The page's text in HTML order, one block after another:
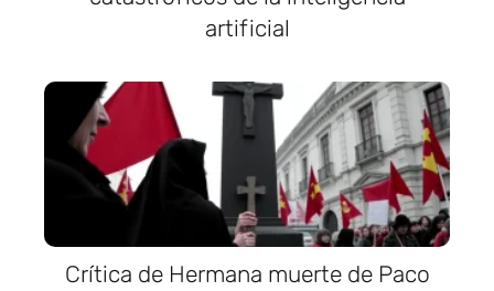
artificial
Crítica de Hermana muerte de Paco